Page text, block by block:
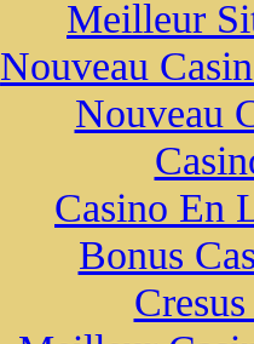
Meilleur
Nouveau
Nouveau
Casino En
Bonus